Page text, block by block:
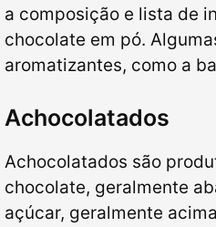
a composição e lista de
chocolate em pó.
aromatizantes, como a
Achocolatados
Achocolatados são
chocolate, geralmente
açúcar, geralmente